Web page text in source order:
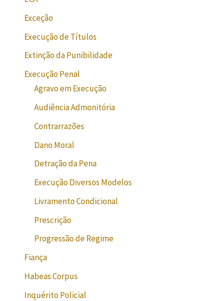
Exceção
Execução de Títulos
Extinção da Punibilidade
Execução Penal
Agravo em Execução
Audiência Admonitória
Contrarrazões
Dano Moral
Detração da Pena
Execução Diversos Modelos
Livramento Condicional
Prescrição
Progressão de Regime
Fiança
Habeas Corpus
Inquérito Policial